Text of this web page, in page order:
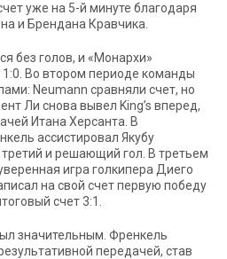
уже на 5-й минуте благодаря
и Брендана Кравчика.
без голов, и «Монархи»
Во втором периоде команды
Neumann сравняли счет, но
Ли снова вывел King’s вперед,
Итана Херсанта. В
ассистировал Якубу
и решающий гол. В третьем
игра голкипера Диего
на свой счет первую победу
счет 3:1.
значительным. Френкель
передачей, став